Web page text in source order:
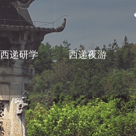
西递研学 西递夜游